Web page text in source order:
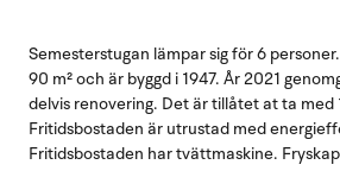
Semesterstugan lämpar sig för 6
90 m² och är byggd i 1947. År 2021
delvis renovering. Det är tillåtet at ta med
Fritidsbostaden är utrustad med
Fritidsbostaden har tvättmaskine.